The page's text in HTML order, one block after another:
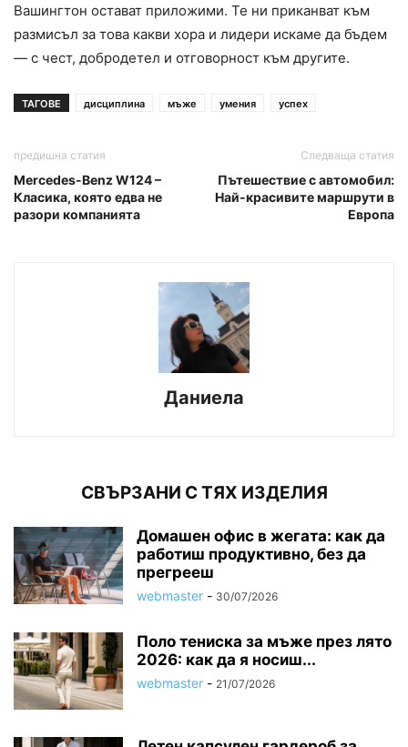
Вашингтон остават приложими. Те ни приканват към
размисъл за това какви хора и лидери искаме да бъдем
— с чест, добродетел и отговорност към другите.
ТАГОВЕ дисциплина мъже умения успех
предишна статия
Mercedes-Benz W124 –
Класика, която едва не
разори компанията
Следваща статия
Пътешествие с автомобил:
Най-красивите маршрути в
Европа
Даниела
СВЪРЗАНИ С ТЯХ ИЗДЕЛИЯ
Домашен офис в жегата: как да
работиш продуктивно, без да
прегрееш
webmaster - 30/07/2026
Поло тениска за мъже през лято
2026: как да я носиш...
webmaster - 21/07/2026